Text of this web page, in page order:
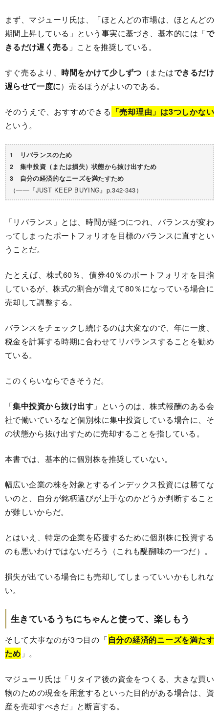
まず、マジューリ氏は、「ほとんどの市場は、ほとんどの
期間上昇している」という事実に基づき、基本的には「で
きるだけ遅く売る 」ことを推奨している。
すぐ売るより、 時間をかけて少しずつ （またはできるだけ
遅らせて一度に）売るほうがよいのである。
そのうえで、おすすめできる 「売却理由」は3つしかない
という。
1 リバランスのため
2 集中投資（または損失）状態から抜け出すため
3 自分の経済的なニーズを満たすため
（――『JUST KEEP BUYING』p.342-343）
「リバランス」とは、時間が経つにつれ、バランスが変わ
ってしまったポートフォリオを目標のバランスに直すとい
うことだ。
たとえば、株式60％、債券40％のポートフォリオを目指
しているが、株式の割合が増えて80％になっている場合に
売却して調整する。
バランスをチェックし続けるのは大変なので、年に一度、
税金を計算する時期に合わせてリバランスすることを勧め
ている。
このくらいならできそうだ。
「集中投資から抜け出す 」というのは、株式報酬のある会
社で働いているなど個別株に集中投資している場合に、そ
の状態から抜け出すために売却することを指している。
本書では、基本的に個別株を推奨していない。
幅広い企業の株を対象とするインデックス投資には勝てな
いのと、自分が銘柄選びが上手なのかどうか判断すること
が難しいからだ。
とはいえ、特定の企業を応援するために個別株に投資する
のも悪いわけではないだろう（これも醍醐味の一つだ）。
損失が出ている場合にも売却してしまっていいかもしれな
い。
生きているうちにちゃんと使って、楽しもう
そして大事なのが3つ目の「自分の経済的ニーズを満たす
ため 」。
マジューリ氏は「リタイア後の資金をつくる、大きな買い
物のための現金を用意するといった目的がある場合は、資
産を売却すべきだ」と断言する。